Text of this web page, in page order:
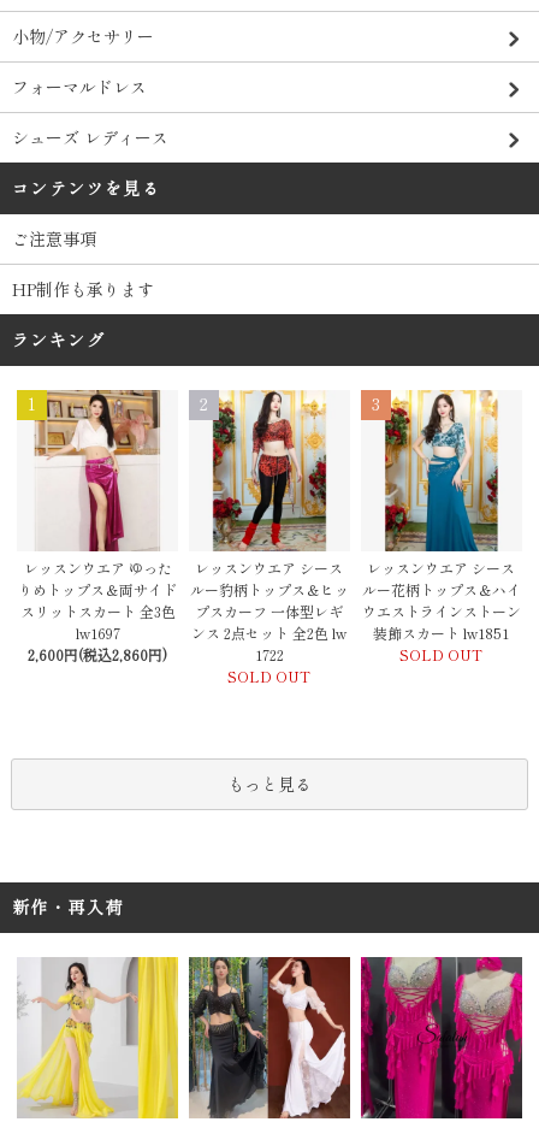
小物/アクセサリー
フォーマルドレス
シューズ レディース
コンテンツを見る
ご注意事項
HP制作も承ります
ランキング
1
レッスンウエア ゆった
りめトップス＆両サイド
スリットスカート 全3色
lw1697
2,600円(税込2,860円)
2
レッスンウエア シース
ルー豹柄トップス＆ヒッ
プスカーフ 一体型レギ
ンス 2点セット 全2色 lw
1722
SOLD OUT
3
レッスンウエア シース
ルー花柄トップス＆ハイ
ウエストラインストーン
装飾スカート lw1851
SOLD OUT
もっと見る
新作・再入荷